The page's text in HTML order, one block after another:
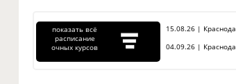
показать всё
расписание
очных курсов
15.08.26 |
04.09.26 |